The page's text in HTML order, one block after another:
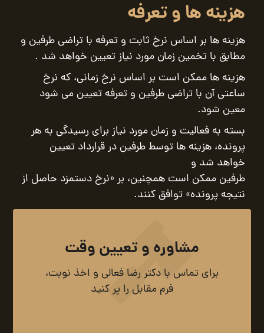
هزینه ها و تعرفه
هزینه ها بر اساس نرخ ثابت و تعرفه با تراضی طرفین و
مطابق با تخمین زمان مورد نیاز تعیین خواهد شد .
هزینه ها ممکن است بر اساس نرخ زمانی، که نرخ
ساعتی آن با تراضی طرفین و تعرفه تعیین می شود
معین شود.
بسته به فعالیت و زمان مورد نیاز برای رسیدگی به هر
پرونده، هزینه ها توسط طرفین در قرارداد تعیین
خواهد شد و
طرفین ممکن است همچنین، بر «نرخ دستمزد حاصل از
نتیجه پرونده» توافق کنند.
مشاوره و تعیین وقت
برای تماس با دکتر رضا فعالی و اخذ نوبت،
فرم مقابل را پر کنید